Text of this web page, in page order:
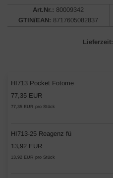
Art.Nr.: 80009342
GTIN/EAN: 8717605082837
Lieferzeit:
HI713 Pocket Fotome
77,35 EUR
77,35 EUR pro Stück
HI713-25 Reagenz fü
13,92 EUR
13,92 EUR pro Stück